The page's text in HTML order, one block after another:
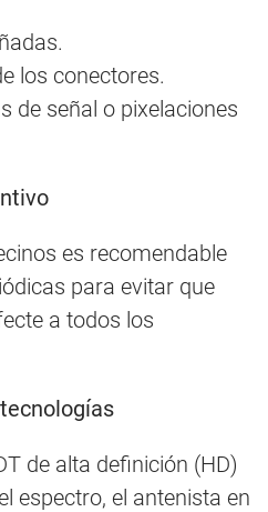
los conectores.
de señal o pixelaciones
es recomendable
para evitar que
a todos los
de alta definición (HD)
espectro, el antenista en